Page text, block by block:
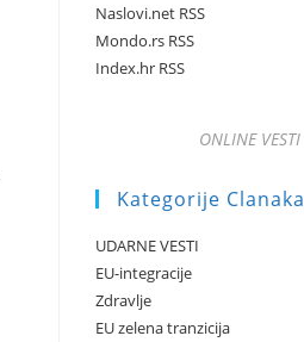
Naslovi.net RSS
Mondo.rs RSS
Index.hr RSS
ONLINE VESTI
Kategorije Clanaka
UDARNE VESTI
EU-integracije
Zdravlje
EU zelena tranzicija